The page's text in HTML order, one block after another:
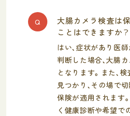
Q
大腸カメラ検査は
ことはできますか？
はい、症状があり医
判断した場合、大腸
となります。また、
見つかり、その場で
保険が適用されます
く健康診断や希望で